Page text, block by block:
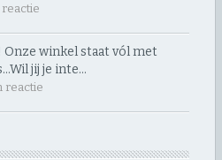
reactie
Onze winkel staat vól met
​Wil jij je inte…
reactie